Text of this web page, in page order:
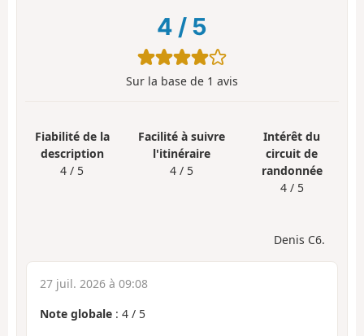
4 / 5
Sur la base de 1 avis
Fiabilité de la
description
4 / 5
Facilité à suivre
l'itinéraire
4 / 5
Intérêt du
circuit de
randonnée
4 / 5
Denis C6.
27 juil. 2026 à 09:08
Note globale : 4 / 5